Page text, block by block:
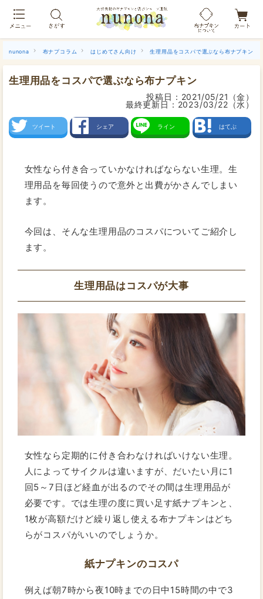
nunona 布ナプコラム はじめてさん向け 生理用品をコスパで選ぶなら布ナプキン
生理用品をコスパで選ぶなら布ナプキン
投稿日： 2021/05/21（金）
最終更新日： 2023/03/22（水）
ツイート シェア ライン はてぶ
女性なら付き合っていかなければならない生理。生
理用品を毎回使うので意外と出費がかさんでしまい
ます。
今回は、そんな生理用品のコスパについてご紹介し
ます。
生理用品はコスパが大事
女性なら定期的に付き合わなければいけない生理。
人によってサイクルは違いますが、だいたい月に1
回5～7日ほど経血が出るのでその間は生理用品が
必要です。では生理の度に買い足す紙ナプキンと、
1枚が高額だけど繰り返し使える布ナプキンはどち
らがコスパがいいのでしょうか。
紙ナプキンのコスパ
例えば朝7時から夜10時までの日中15時間の中で3